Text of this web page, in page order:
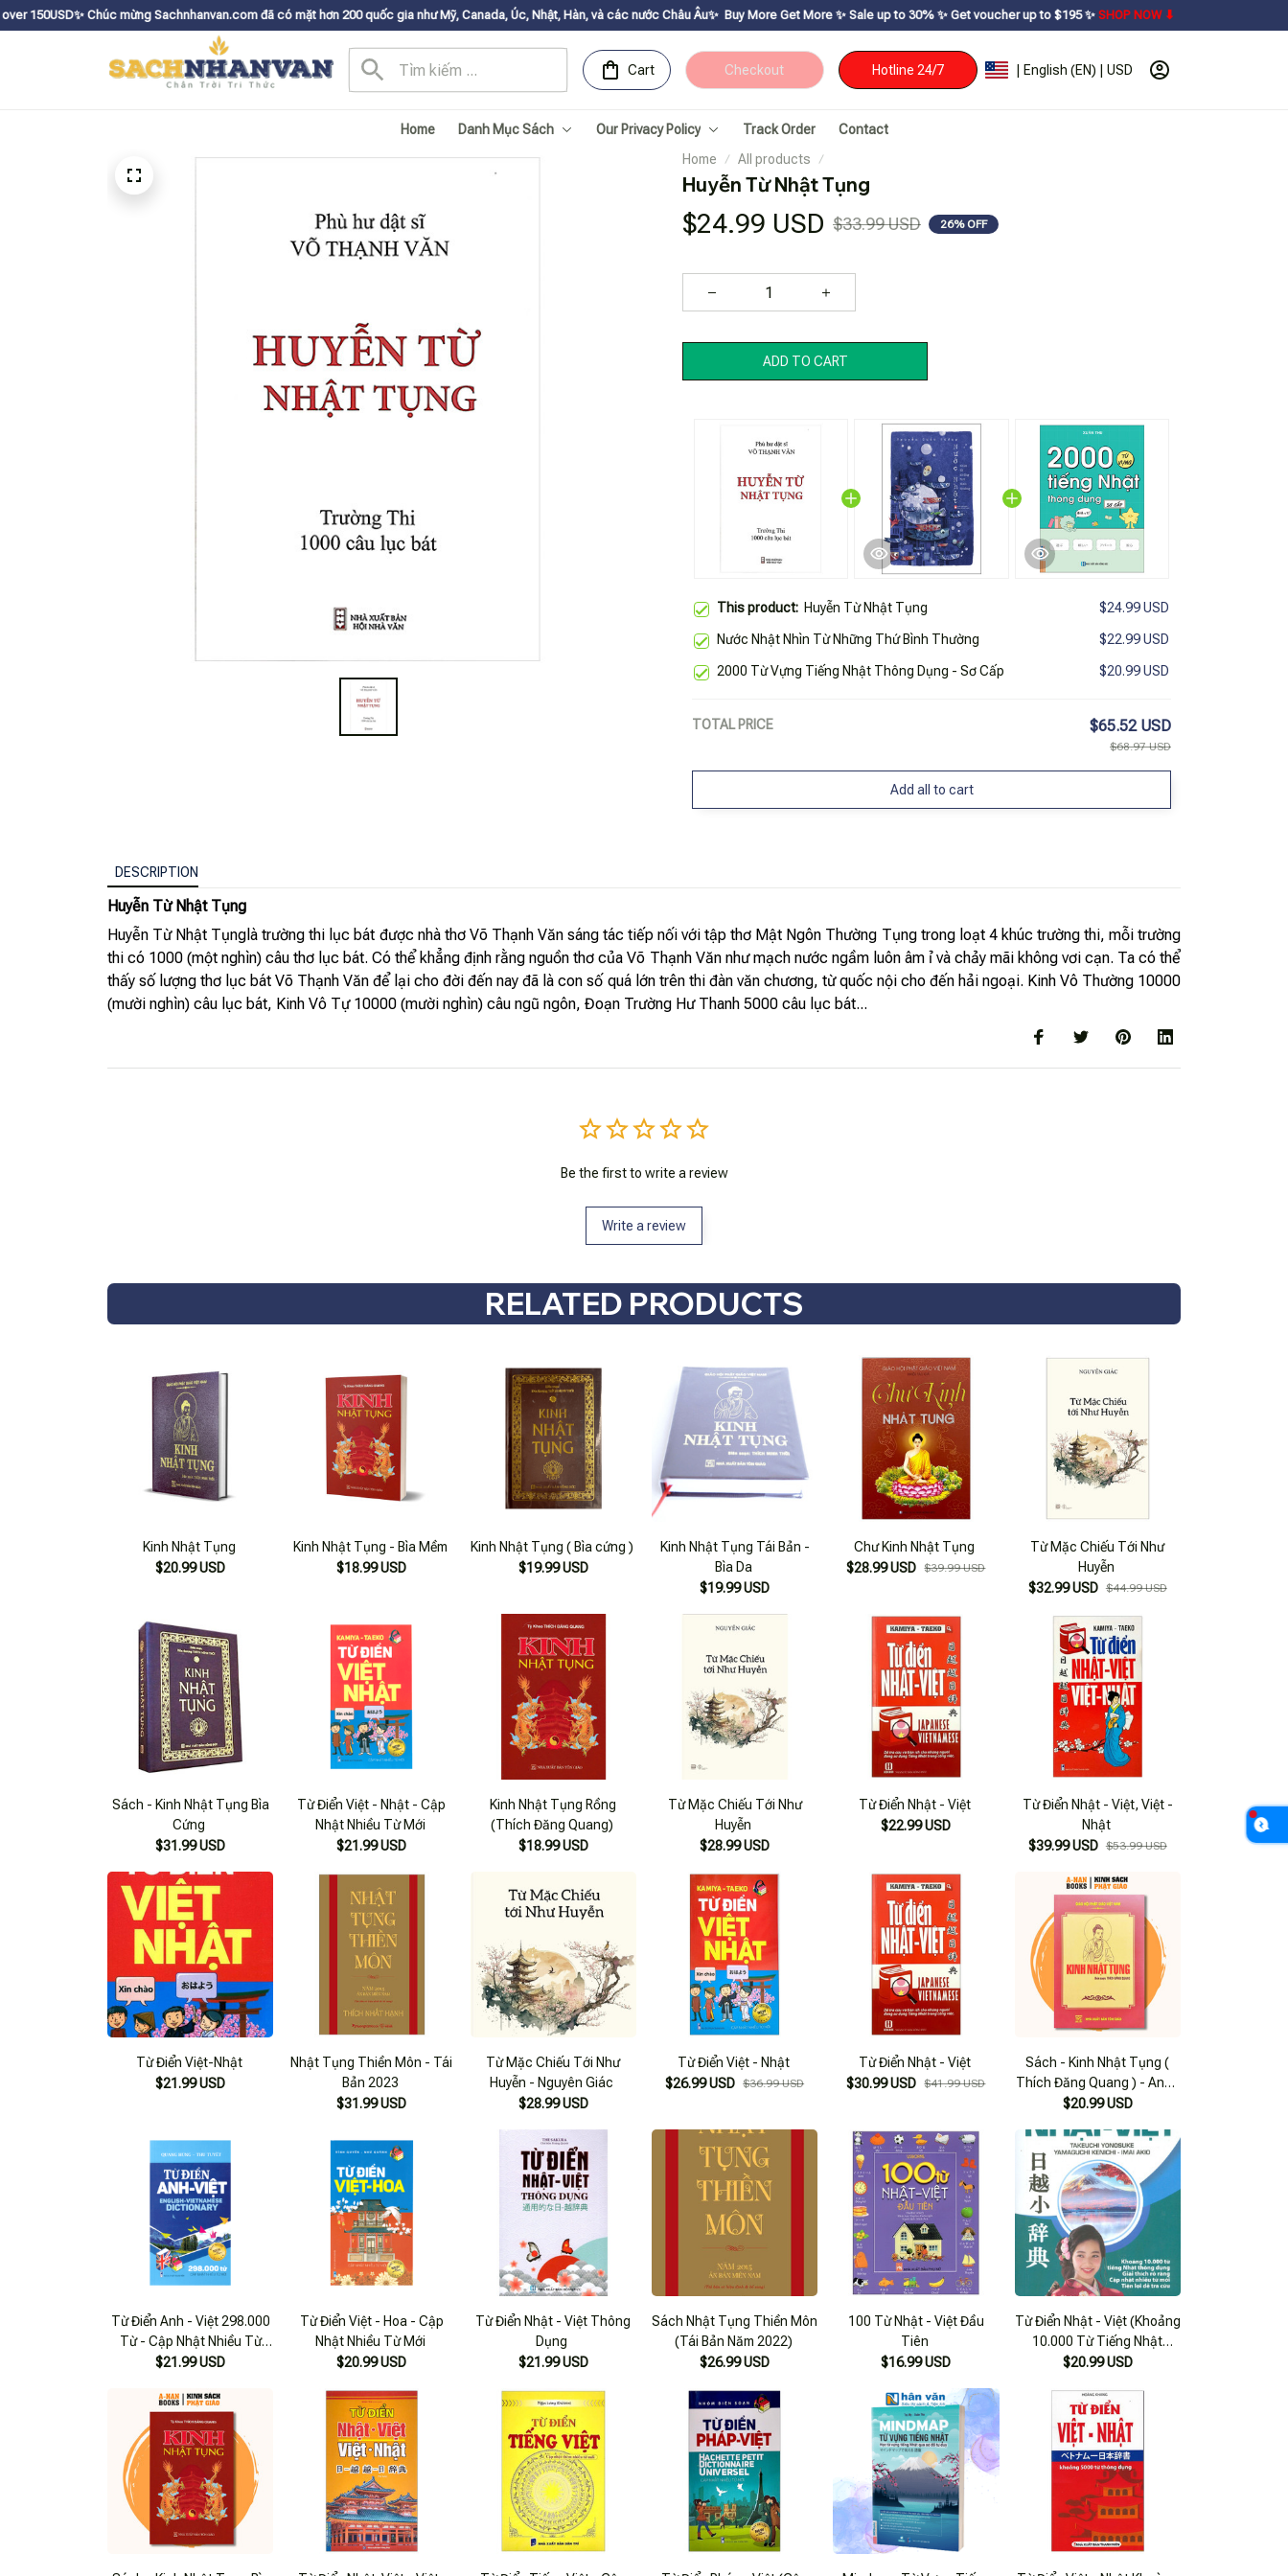
Chúc mừng Sachnhanvan.com đã có mặt hơn 200 quốc gia như Mỹ, Canada, Úc, Nhật, Hàn, và các nước Châu Âu✨ Buy More Get Moreㅤ ✨ㅤ Sale up to 30% ㅤ✨ㅤ Get voucher up to $195ㅤ ✨ㅤSHOP NOW ⬇
Cart Checkout Hotline 24/7 | English (EN) | USD
Home Danh Mục Sách Our Privacy Policy Track Order
Contact
Home
All products
Huyễn Từ Nhật Tụng
$24.99 USD $33.99 USD 26% OFF
ADD TO CART
This product: Huyễn Từ Nhật Tụng $24.99 USD
Nước Nhật Nhìn Từ Những Thứ Bình Thường $22.99 USD
2000 Từ Vựng Tiếng Nhật Thông Dụng - Sơ Cấp $20.99 USD
TOTAL PRICE $65.52 USD
$68.97 USD
Add all to cart
DESCRIPTION
Huyễn Từ Nhật Tụng
Huyễn Từ Nhật Tụnglà trường thi lục bát được nhà thơ Võ Thạnh Văn sáng tác tiếp nối với tập thơ Mật Ngôn Thường Tụng trong loạt 4 khúc trường thi, mỗi trường
thi có 1000 (một nghìn) câu thơ lục bát. Có thể khẳng định rằng nguồn thơ của Võ Thạnh Văn như mạch nước ngầm luôn âm ỉ và chảy mãi không vơi cạn. Ta có thể
thấy số lượng thơ lục bát Võ Thạnh Văn để lại cho đời đến nay đã là con số quá lớn trên thi đàn văn chương, từ quốc nội cho đến hải ngoại. Kinh Vô Thường 10000
(mười nghìn) câu lục bát, Kinh Vô Tự 10000 (mười nghìn) câu ngũ ngôn, Đoạn Trường Hư Thanh 5000 câu lục bát...
Be the first to write a review
Write a review
RELATED PRODUCTS
Kinh Nhật Tụng
$20.99 USD
Kinh Nhật Tụng - Bìa Mềm
$18.99 USD
Kinh Nhật Tụng ( Bìa cứng )
$19.99 USD
Kinh Nhật Tụng Tái Bản -
Bìa Da
$19.99 USD
Chư Kinh Nhật Tụng
$28.99 USD
$39.99 USD
Từ Mặc Chiếu Tới Như
Huyễn
$32.99 USD $44.99 USD
Sách - Kinh Nhật Tụng Bìa
Cứng
$31.99 USD
Từ Điển Việt - Nhật - Cập
Nhật Nhiều Từ Mới
$21.99 USD
Kinh Nhật Tụng Rồng
(Thích Đăng Quang)
$18.99 USD
Từ Mặc Chiếu Tới Như
Huyễn
$28.99 USD
Từ Điển Nhật - Việt
$22.99 USD
Từ Điển Nhật - Việt, Việt -
Nhật
$39.99 USD $53.99 USD
Từ Điển Việt-Nhật
$21.99 USD
Nhật Tụng Thiền Môn - Tái
Bản 2023
$31.99 USD
Từ Mặc Chiếu Tới Như
Huyễn - Nguyên Giác
$28.99 USD
Từ Điển Việt - Nhật
$26.99 USD $36.99 USD
Từ Điển Nhật - Việt
$30.99 USD
$41.99 USD
Sách - Kinh Nhật Tụng (
Thích Đăng Quang ) - Anan
Books
$20.99 USD
Từ Điển Anh - Việt 298.000
Từ - Cập Nhật Nhiều Từ
Mới
$21.99 USD
Từ Điển Việt - Hoa - Cập
Nhật Nhiều Từ Mới
$20.99 USD
Từ Điển Nhật - Việt Thông
Dụng
$21.99 USD
Sách Nhật Tụng Thiền Môn
(Tái Bản Năm 2022)
$26.99 USD
100 Từ Nhật - Việt Đầu
Tiên
$16.99 USD
Từ Điển Nhật - Việt (Khoảng
10.000 Từ Tiếng Nhật
Thông Dụng; Giải Thích Õ
Mới; Tiện Lợi Dễ Tra Cứu)
$20.99 USD